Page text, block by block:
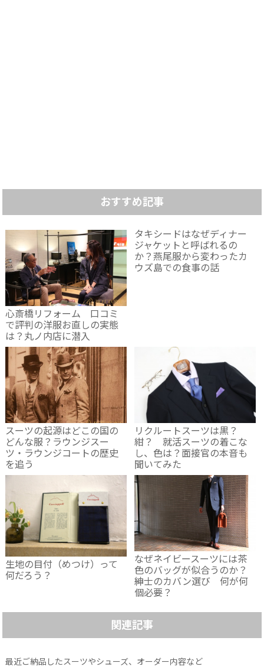
おすすめ記事
心斎橋リフォーム 口コミ
で評判の洋服お直しの実態
は？丸ノ内店に潜入
タキシードはなぜディナー
ジャケットと呼ばれるの
か？燕尾服から変わったカ
ウズ島での食事の話
スーツの起源はどこの国の
どんな服？ラウンジスー
ツ・ラウンジコートの歴史
を追う
リクルートスーツは黒？
紺？ 就活スーツの着こな
し、色は？面接官の本音も
聞いてみた
生地の目付（めつけ）って
何だろう？
なぜネイビースーツには茶
色のバッグが似合うのか？
紳士のカバン選び 何が何
個必要？
関連記事
最近ご納品したスーツやシューズ、オーダー内容など